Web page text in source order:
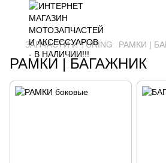
ЗАПЧАСТИ И ТUNING РАМКИ |
РАМКИ | БАГАЖНИК